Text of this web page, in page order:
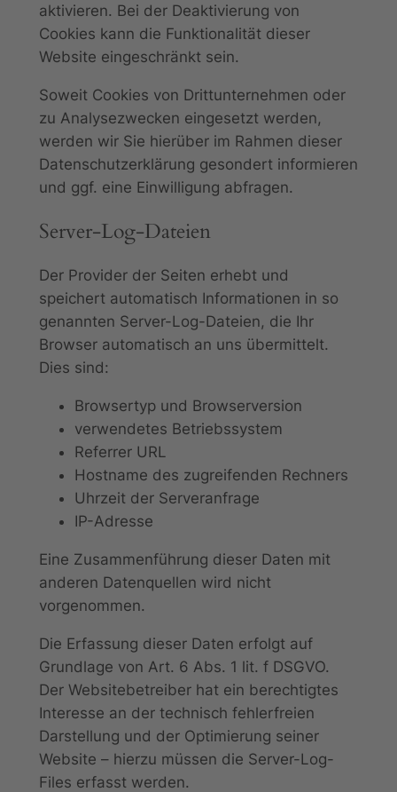
aktivieren. Bei der Deaktivierung von
Cookies kann die Funktionalität dieser
Website eingeschränkt sein.
Soweit Cookies von Drittunternehmen oder
zu Analysezwecken eingesetzt werden,
werden wir Sie hierüber im Rahmen dieser
Datenschutzerklärung gesondert informieren
und ggf. eine Einwilligung abfragen.
Server-Log-Dateien
Der Provider der Seiten erhebt und
speichert automatisch Informationen in so
genannten Server-Log-Dateien, die Ihr
Browser automatisch an uns übermittelt.
Dies sind:
Browsertyp und Browserversion
verwendetes Betriebssystem
Referrer URL
Hostname des zugreifenden Rechners
Uhrzeit der Serveranfrage
IP-Adresse
Eine Zusammenführung dieser Daten mit
anderen Datenquellen wird nicht
vorgenommen.
Die Erfassung dieser Daten erfolgt auf
Grundlage von Art. 6 Abs. 1 lit. f DSGVO.
Der Websitebetreiber hat ein berechtigtes
Interesse an der technisch fehlerfreien
Darstellung und der Optimierung seiner
Website – hierzu müssen die Server-Log-
Files erfasst werden.